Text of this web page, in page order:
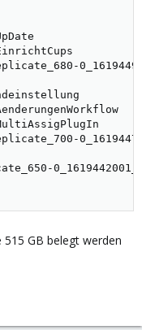
GB belegt werden